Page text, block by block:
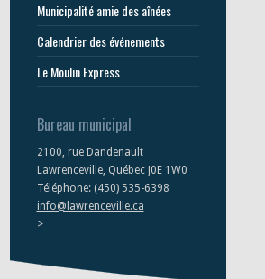
Municipalité amie des aînées
Calendrier des événements
Le Moulin Express
Bureau municipal
2100, rue Dandenault
Lawrenceville, Québec J0E 1W0
Téléphone: (450) 535-6398
info@lawrenceville.ca
>